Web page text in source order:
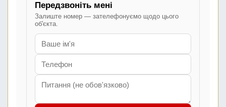
Передзвоніть мені
Залиште номер — зателефонуємо щодо цього
об'єкта.